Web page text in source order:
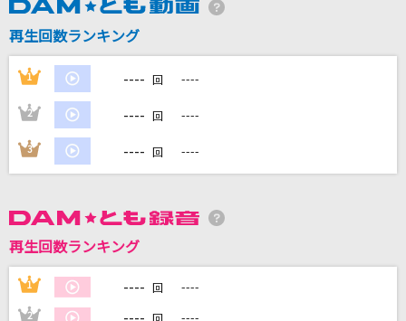
米津玄師
人生オーバー
harha
ラブル
須田景凪
中森明菜
熱異常
いよわ feat.足立レイ
再生回数ランキング
1 ---- 回 ----
2 ---- 回 ----
3 ---- 回 ----
再生回数ランキング
1 ---- 回 ----
2 ---- ----